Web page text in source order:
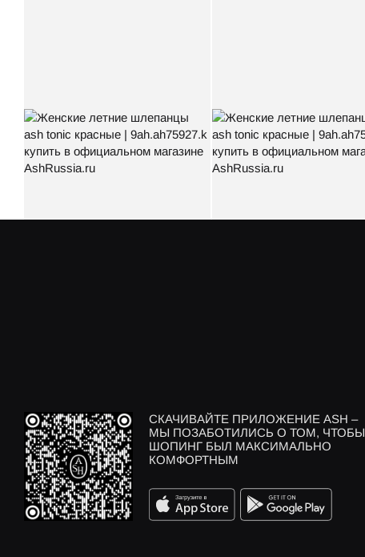
СКАЧИВАЙТЕ ПРИЛОЖЕНИЕ ASH –
МЫ ПОЗАБОТИЛИСЬ О ТОМ, ЧТОБЫ
ШОПИНГ БЫЛ МАКСИМАЛЬНО
КОМФОРТНЫМ